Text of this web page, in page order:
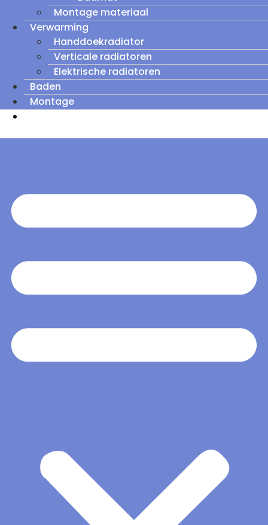
Montage materiaal
Verwarming
Handdoekradiator
Verticale radiatoren
Elektrische radiatoren
Baden
Montage